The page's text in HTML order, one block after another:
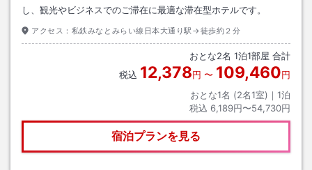
し、観光やビジネスでのご滞在に最適な滞在型ホテルです。
アクセス： 私鉄みなとみらい線日本大通り駅→徒歩約２分
おとな2名 1泊1部屋 合計
税込 12,378円 〜 109,460円
おとな1名 (2名1室)｜ 1泊
税込 6,189円〜54,730円
宿泊プランを見る